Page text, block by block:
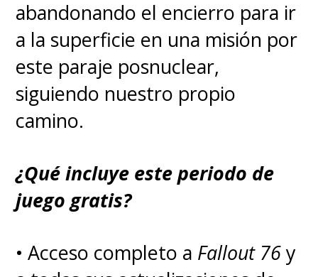
abandonando el encierro para ir
a la superficie en una misión por
este paraje posnuclear,
siguiendo nuestro propio
camino.
¿Qué incluye este periodo de
juego gratis?
• Acceso completo a Fallout 76y